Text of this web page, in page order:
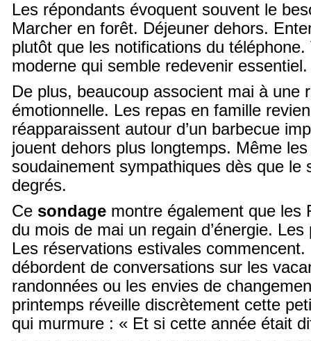
Les répondants évoquent souvent le
Marcher en forêt. Déjeuner dehors.
plutôt que les notifications du téléphone.
moderne qui semble redevenir essentiel.
De plus, beaucoup associent mai à une
émotionnelle. Les repas en famille
réapparaissent autour d’un barbecue
jouent dehors plus longtemps. Même
soudainement sympathiques dès que le
degrés.
Ce sondage montre également que les
du mois de mai un regain d’énergie.
Les réservations estivales
débordent de conversations sur les
randonnées ou les envies de
printemps réveille discrètement cette
qui murmure : « Et si cette année était